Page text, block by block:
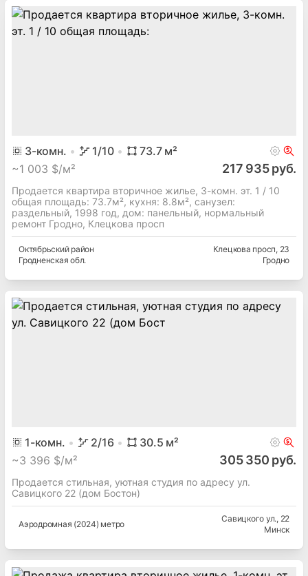
3-комн. 1/10 73.7м²
~1 003 $/м² 217 935 руб.
Продается квартира вторичное жилье, 3-комн. эт. 1 / 10
общая площадь: 73.7м², кухня: 8.8м², cанузел:
раздельный, 1998 год, дом: панельный, нормальный
ремонт Гродно, Клецкова просп
Октябрьскийрайон
Гродненская обл.
Клецкова просп, 23
Гродно
1-комн. 2/16 30.5 м²
~3 396 $/м² 305 350 руб.
Продается стильная, уютная студия по адресу ул.
Савицкого 22 (дом Бостон)
Аэродромная (2024) метро
Савицкого ул., 22
Минск